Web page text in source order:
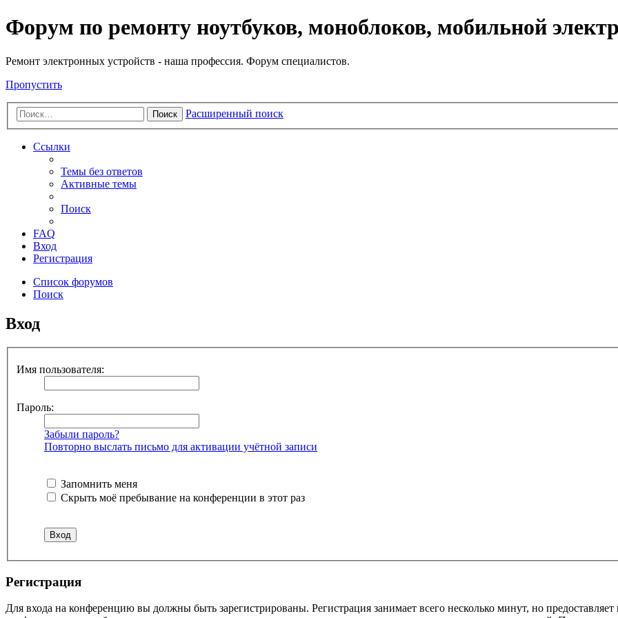
Регистрация
Форум по ремонту ноутбуков, моноблоков, мобильной
Ремонт электронных устройств - наша профессия. Форум специалистов.
Пропустить
Поиск Расширенный поиск
Ссылки
Темы без ответов
Активные темы
Поиск
FAQ
Вход
Регистрация
Список форумов
Поиск
Вход
Имя пользователя:
Пароль:
Забыли пароль?
Повторно выслать письмо для активации учётной записи
Запомнить меня
Скрыть моё пребывание на конференции в этот раз
Регистрация
Для входа на конференцию вы должны быть зарегистрированы. Регистрация занимает всего несколько минут, но